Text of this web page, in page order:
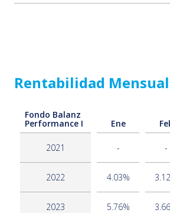
Rentabilidad Mensual
Fondo Balanz
Performance I Ene
2021 - -
2022 4.03%
2023 5.76%